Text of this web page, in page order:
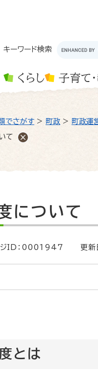
キーワード検索
くらし 子育て
でさがす > 町政 > 町政運
て
について
ジID：0001947 更
とは